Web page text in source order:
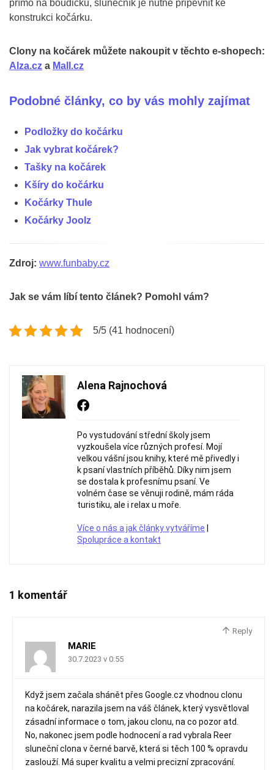
přímo na boudičku, slunečník je nutné připevnit ke
konstrukci kočárku.
Clony na kočárek můžete nakoupit v těchto e-shopech:
Alza.cz a Mall.cz
Podobné články, co by vás mohly zajímat
Podložky do kočárku
Jak vybrat kočárek?
Tašky na kočárek
Kšíry do kočárku
Kočárky Thule
Kočárky Joolz
Zdroj: www.funbaby.cz
Jak se vám líbí tento článek? Pomohl vám?
5/5 (41 hodnocení)
Alena Rajnochová
Po vystudování střední školy jsem
vyzkoušela více různých profesí. Mojí
velkou vášní jsou knihy, které mě přivedly i
k psaní vlastních příběhů. Díky nim jsem
se dostala k profesnímu psaní. Ve
volném čase se věnuji rodině, mám ráda
turistiku, ale i relax u moře.
Více o nás a jak články vytváříme
Spolupráce a kontakt
1 komentář
Reply
MARIE
30.7.2023 v 0:55
Když jsem začala shánět přes Google.cz vhodnou clonu
na kočárek, narazila jsem na váš článek, který vysvětloval
zásadní informace o tom, jakou clonu, na co pozor atd.
No, nakonec jsem podle hodnocení a rad vybrala Reer
sluneční clona v černé barvě, která si těch 100 % opravdu
zaslouží. Má super kvalitu a velmi precizní zpracování.